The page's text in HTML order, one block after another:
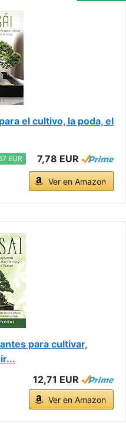
el cultivo, la poda, el
EUR 7,78 EUR
Ver en Amazon
para cultivar,
12,71 EUR
Ver en Amazon